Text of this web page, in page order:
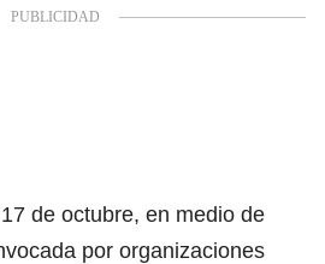
de octubre, en medio de
por organizaciones